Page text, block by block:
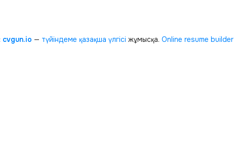
cvgun.io — түйіндеме қазақша үлгісі жұмысқа. Online resume builder